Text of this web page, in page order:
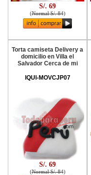
S/. 69
(Normal S/. 84)
Torta camiseta Delivery a
domicilio en Villa el
Salvador Cerca de mi
IQUI-MOVCJP07
S/. 69
(Normal S/. 84)